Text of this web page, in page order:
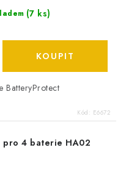
(7 ks)
BatteryProtect
Kód: E6672
4 baterie HA02